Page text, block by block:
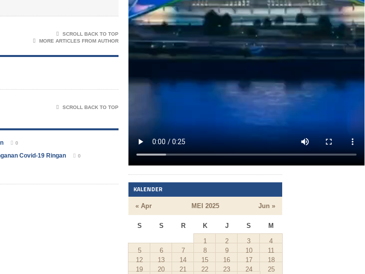
SCROLL BACK TO TOP
MORE ARTICLES FROM AUTHOR
SCROLL BACK TO TOP
0
Covid-19 Ringan 0
KALENDER
MEI 2025
S S R K J S M
« Apr Jun »
1 2 3
4
5
6 7 8 9 10
11
12
13 14 15 16 17
18
19
20 21 22 23 24
25